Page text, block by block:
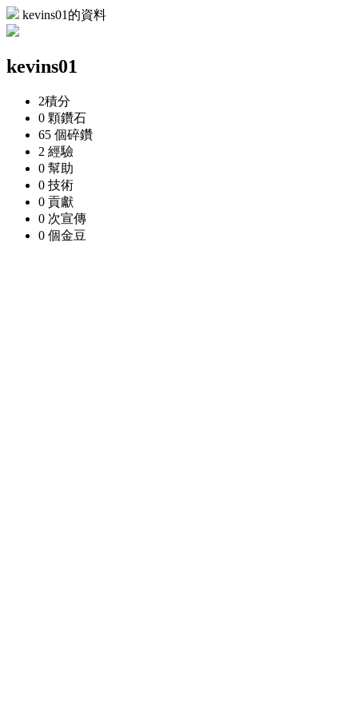
kevins01的資料
kevins01
2積分
0 顆鑽石
65 個碎鑽
2 經驗
0 幫助
0 技術
0 貢獻
0 次宣傳
0 個金豆